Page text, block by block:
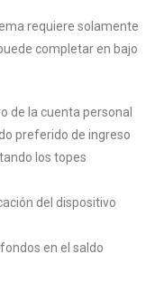
requiere solamente
completar en bajo
de la cuenta personal
preferido de ingreso
los topes
del dispositivo
en el saldo